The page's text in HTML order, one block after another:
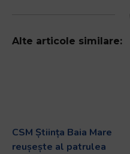
Alte articole similare:
CSM Știința Baia Mare
reușește al patrulea